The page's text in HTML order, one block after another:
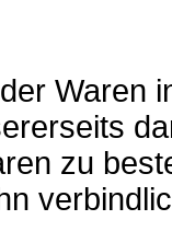
Waren
zu